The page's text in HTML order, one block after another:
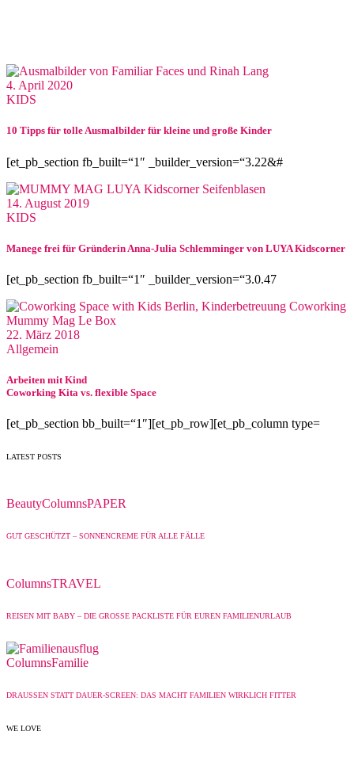
4. April 2020
KIDS
10 Tipps für tolle Ausmalbilder für kleine und große Kinder
[et_pb_section fb_built=“1″ _builder_version=“3.22&#
14. August 2019
KIDS
Manege frei für Gründerin Anna-Julia Schlemminger von LUYA Kidscorner
[et_pb_section fb_built=“1″ _builder_version=“3.0.47
22. März 2018
Allgemein
Arbeiten mit Kind
Coworking Kita vs. flexible Space
[et_pb_section bb_built=“1″][et_pb_row][et_pb_column type=
LATEST POSTS
BeautyColumnsPAPER
GUT GESCHÜTZT – SONNENCREME FÜR ALLE FÄLLE
ColumnsTRAVEL
REISEN MIT BABY – DIE GROSSE PACKLISTE FÜR EUREN FAMILIENURLAUB
ColumnsFamilie
DRAUSSEN STATT DAUER-SCREEN: DAS MACHT FAMILIEN WIRKLICH FITTER
WE LOVE